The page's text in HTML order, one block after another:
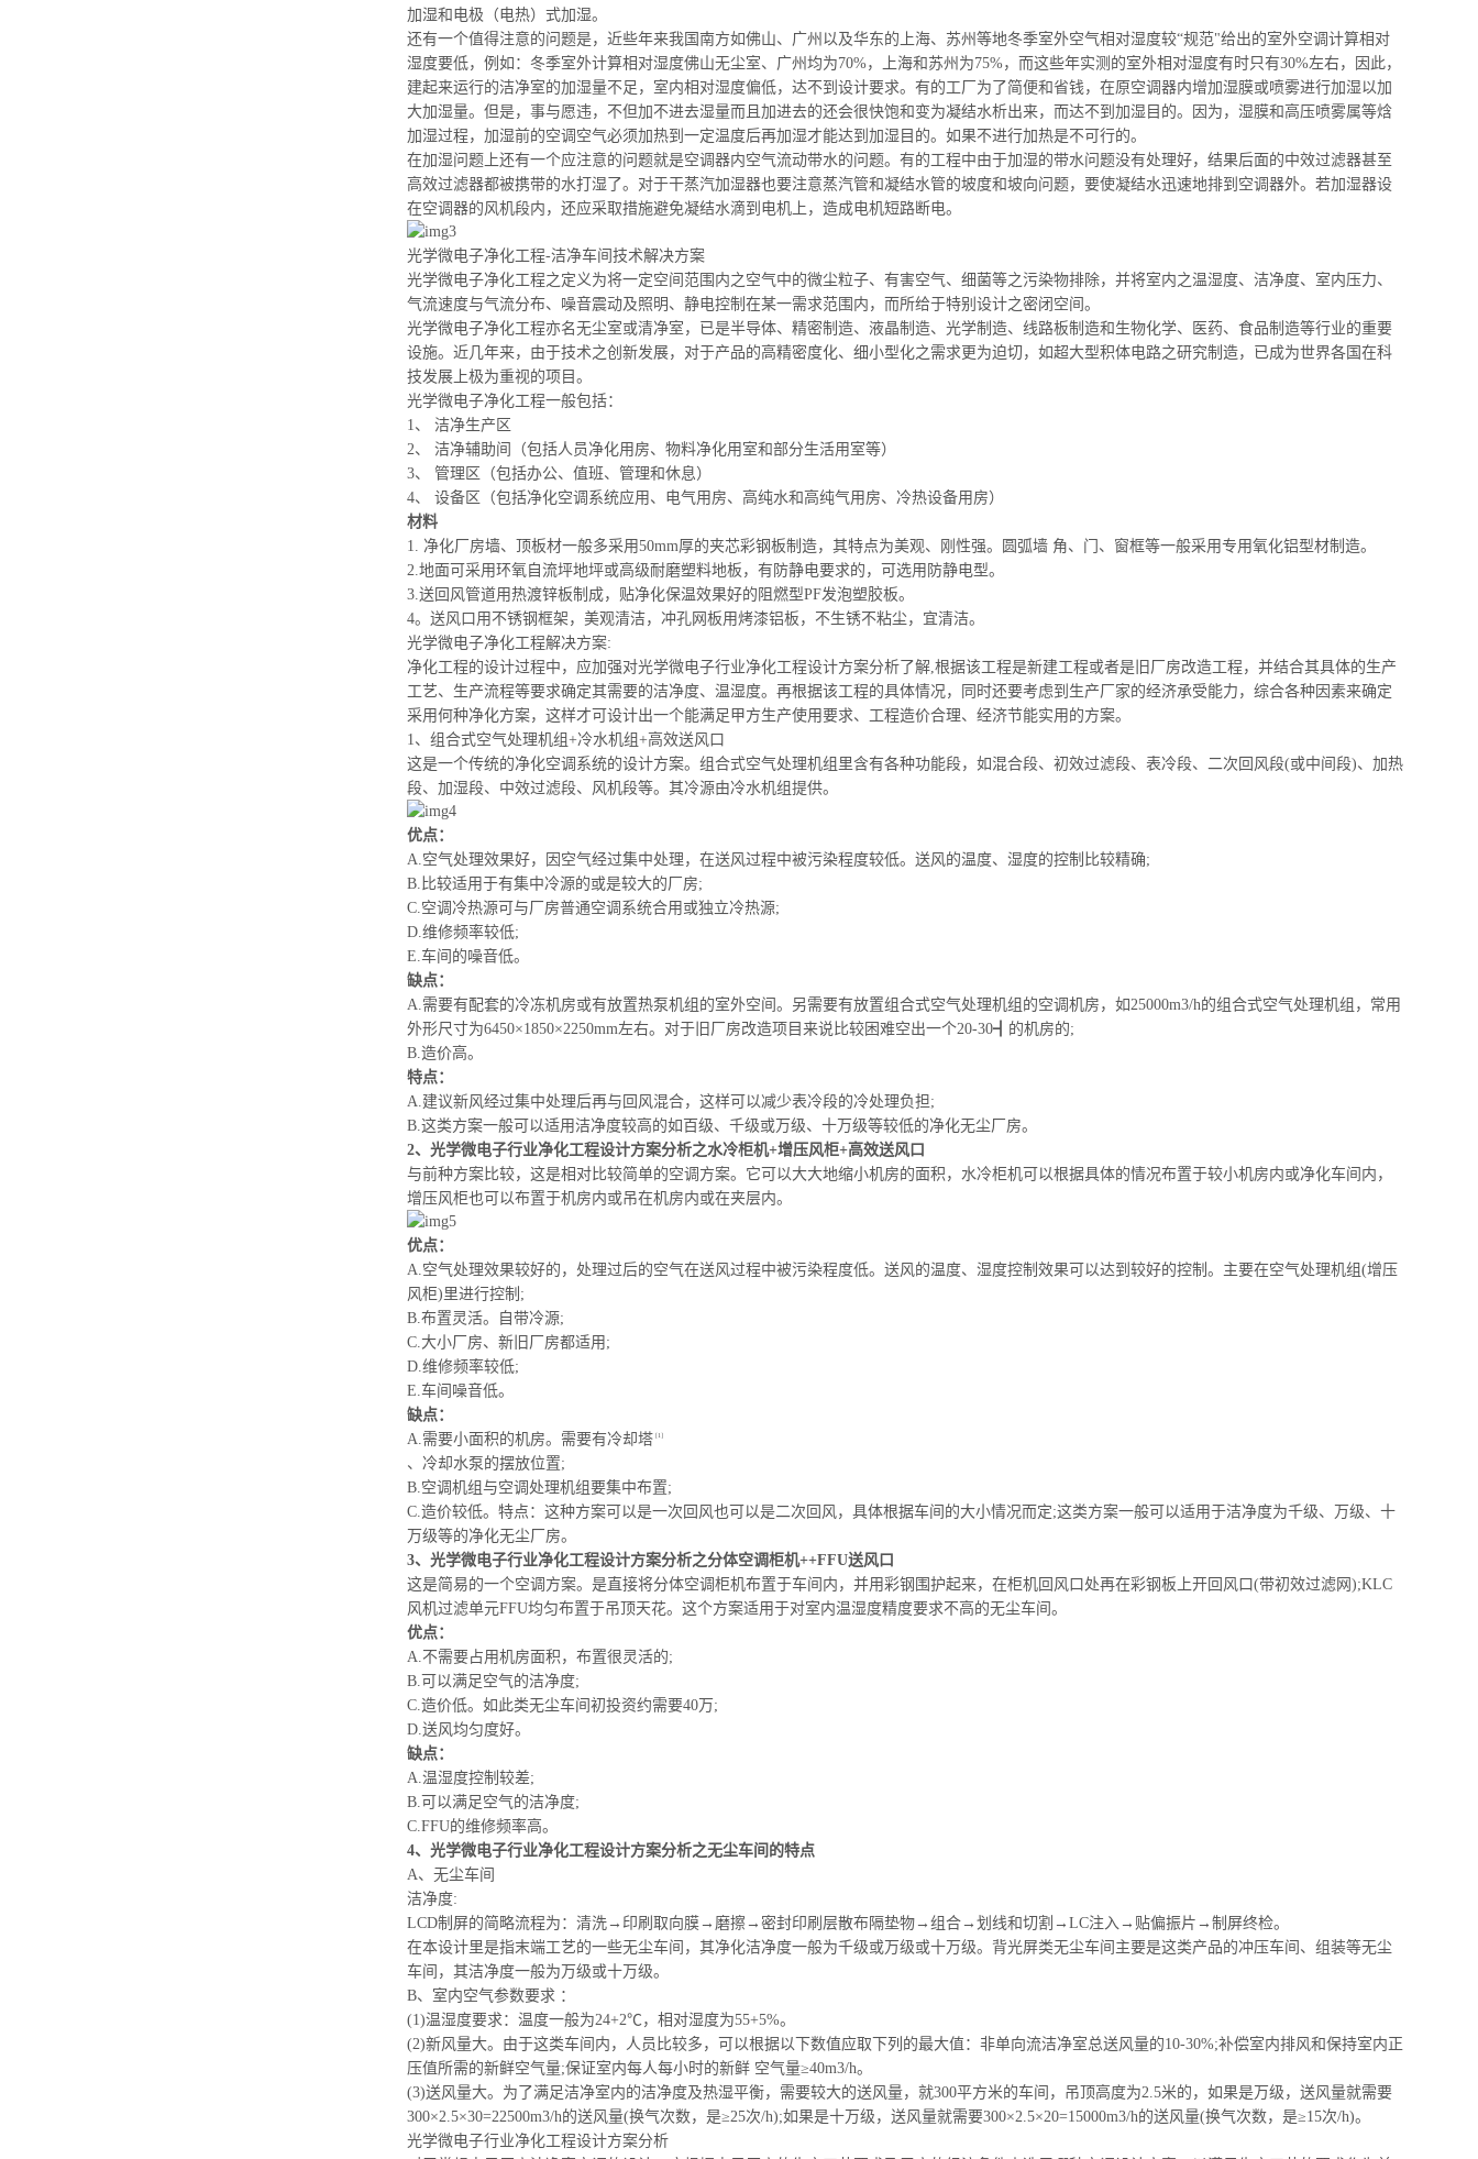
加湿和电极（电热）式加湿。
还有一个值得注意的问题是，近些年来我国南方如佛山、广州以及华东的上海、苏州等地冬季室外空气相对湿度较“规范"给出的室外空调计算相对
湿度要低，例如：冬季室外计算相 对湿度佛山无尘室、广州均为70%，上海和苏州为75%，而这些年实测的室外相对湿度有时只有30%左右，因此，
建起来运行的洁净室的加湿量不足 ，室内相对湿度偏低，达不到设计要求。有的工厂为了简便和省钱，在原空调器内增加湿膜或喷雾进行加湿以加
大加湿量。但是，事与愿违，不但加不进去湿量而且加进去的还会很快饱和变为凝结水析出来，而达不到加湿目的。因为， 湿膜和 高压喷雾属等焓
加湿过程， 加湿前的空调空气必须加热到一定温度后再加湿才能达到加湿目的。如果不进行加热是不可行的。
在加湿问题 上还有一个应注意的问题就是空调器内空气流动带水的问题。有的工程中由于加湿的带水问题没有处理好，结果后面的中效过滤器甚至
高效过滤器都被携带的水打湿了。对于干蒸汽加湿器也要注意蒸汽管和凝结水管的坡度和坡向问题，要使凝结水迅速地排到空调器外。若加湿器设
在空调器的风机段内，还应采取措施避免凝结水滴到电机上，造成电机短路断电。
光学微电子净化工程-洁净车间技术解决方案
光学微电子净化工程之定义为将一定空间范围内之空气中的微尘粒子、有害空气、细菌等之污染物排除，并将室内之温湿度、洁净度、室内压力、
气流速度与气流分布、噪音震动及照明、静电控制在某一需求范围内，而所给于特别设计之密闭空间。
光学微电子净化工程亦名无尘室或清净室，已是半导体、精密制造、液晶制造、光学制造、线路板制造和生物化学、医药、食品制造等行业的重要
设施。近几年来，由于技术之创新发展，对于产品的高精密度化、细小型化之需求更为迫切，如超大型积体电路之研究制造，已成为世界各国在科
技发展上极为重视的项目。
光学微电子净化工程一般包括：
1、 洁净生产区
2、 洁净辅助间（包括人员净化用房、物料净化用室和部分生活用室等）
3、 管理区（包括办公、值班、管理和休息）
4、 设备区（包括净化空调系统应用、电气用房、高纯水和高纯气用房、冷热设备用房）
材料
1. 净化厂房墙、顶板材一般多采用50mm厚的夹芯彩钢板制造，其特点为美观、刚性强。圆弧墙 角、门、窗框等一般采用专用氧化铝型材制造。
2.地面可采用环氧自流坪地坪或高级耐磨塑料地板，有防静电要求的，可选用防静电型。
3.送回风管道用热渡锌板制成，贴净化保温效果好的阻燃型PF发泡塑胶板。
4。送风口 用不锈钢框架，美观清洁，冲孔网板用烤漆铝板，不生锈不粘尘，宜清洁。
光学微电子净化工程解决方案:
净化工程的设计过程中，应加强对光学微电子行业净化工程设计方案分析了解,根据该工程是新建工程或者是旧厂房改造工程，并结合其具体的生产
工艺、生产流程等要求确定其需要的洁净度、温湿度。再根据该工程的具体情况，同时还要考虑到生产厂家的经济承受能力，综合各种因素来确定
采用何种净化方案，这样才可设计出一个能满足甲方生产使用要求、工程造价合理、经济节能实用的方案。
1、组合式空气处理机组+冷水机组+高效送风口
这是一个传统的净化空调系统的设计方案。组合式空气处理机组里含有各种功能段，如混合段、初效过滤段、 表冷段、二次回风段(或中间段)、加热
段、加湿段、中效过滤段、风机段等。其冷源由冷水机组提供。
优点：
A.空气处理效果好，因空气经过集中处理，在送风过程中被污染程度较低。送风的温度、湿度的控制比较精确;
B.比较适用于有集中冷源的或是较大的厂房;
C.空调冷热源可与厂房普通空调系统合用或独立冷热源;
D.维修频率较低;
E.车间的噪音低。
缺点：
A.需要有配套的冷冻机房或有放置热泵机组的室外空间。 另需要有放置组合式空气处理机组的空调机房，如25000m3/h的组合式空气处理机组，常用
外形尺寸为6450×1850×2250mm左右。对于旧厂房改造项目来说比较困难空出一个20-30┫的机房的;
B.造价高。
特点：
A.建议新风经过集中处理后再与回风混合，这样可以减少表冷段的冷处理负担;
B.这类方案一般可以适用洁净度较高的如百级、千级或万级、十万级等较低的净化无尘厂房。
2、光学微电子行业净化工程设计方案分析之水冷柜机+增压风柜+高效送风口
与前种方案比较，这是相对比较简单的空调方案。它可以大大地缩小机房的面积，水冷柜机可以根据具体的情况布置于较小机房内或净化车间内，
增压风柜也可以布置于机房内或吊在机房内或在夹层内。
优点：
A.空气处理效果较好的，处理过后的空气在送风过程中被污染程度低。送风的温度、湿度控制效果可以达到较好的控制。主要在空气处理机组(增压
风柜)里进行控制;
B.布置灵活。自带冷源;
C.大小厂房、新旧厂房都适用;
D.维修频率较低;
E.车间噪音低。
缺点：
A.需要小面积的机房。需要有冷却塔[1]
、冷却水泵的摆放位置;
B.空调机组与空调处理机组要集中布置;
C.造价较低。特点：这种方案可以是一次回风也可以是二次回风，具体根据车间的大小情况而定;这类方案一般可以适用于洁净度为千级、万级、十
万级等的净化无尘厂房。
3、光学微电子行业净化工程设计方案分析之分体空调柜机++FFU送风口
这是简易的一个空调方案。是直接将分体空调柜机布置于车间内，并用彩钢围护起来，在柜机回风口处再在彩钢板上开回风口(带初效过滤网);KLC
风机过滤单元FFU均匀布置于吊顶天花。这个方案适用于对室内温湿度精度要求不高的无尘车间。
优点：
A.不需要占用机房面积，布置很灵活的;
B.可以满足空气的洁净度;
C.造价低。如此类无尘车间初投资约需要40万;
D.送风均匀度好。
缺点：
A.温湿度控制较差;
B.可以满足空气的洁净度;
C.FFU的维修频率高。
4、光学微电子行业净化工程设计方案分析之无尘车间的特点
A、无尘车间
洁净度:
LCD制屏的简略流程为：清洗→印刷取向膜→磨擦→密封印刷层散布隔垫物→组合→划线和切割→LC注入→贴偏振片→制屏终检。
在本设计里是指末端工艺的一些无尘车间，其净化洁净度一般为千级或万级或十万级。 背光屏类无尘车间主要是这类产品的冲压车间、组装等无尘
车间，其洁净度一般为万级或十万级。
B、室内空气参数要求 ：
(1)温湿度要求：温度一般为24+2℃，相对湿度为55+5%。
(2)新风量大。由于这类车间内，人员比较多，可以根据以下数值应取下列的最大值：非单向流洁净室总送风量的10-30%;补偿室内排风和保持室内正
压值所需的新鲜空气量;保证室内每人每小时的新鲜 空气量≥40m3/h。
(3)送风量大。为了满足洁净室内的洁净度及热湿平衡，需要较大的送风量，就300平方米的车间，吊顶高度为2.5米的，如果是万级，送风量就需要
300×2.5×30=22500m3/h的送风量(换气次数，是≥25次/h);如果是十万级，送风量就需要300×2.5×20=15000m3/h的送风量(换气次数，是≥15次/h)。
光学微电子行业净化工程设计方案分析